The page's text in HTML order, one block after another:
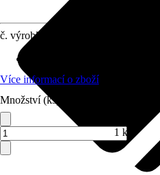
č. výrobku
Více informací o zboží
Množství (ks)
1 ks